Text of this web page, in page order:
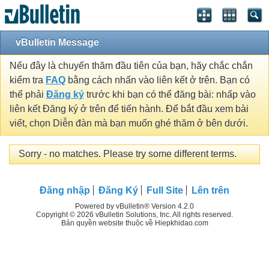
vBulletin Message
Nếu đây là chuyến thăm đầu tiên của bạn, hãy chắc chắn
kiểm tra FAQ bằng cách nhấn vào liên kết ở trên. Bạn có
thể phải Đăng ký trước khi bạn có thể đăng bài: nhấp vào
liên kết Đăng ký ở trên để tiến hành. Để bắt đầu xem bài
viết, chọn Diễn đàn mà bạn muốn ghé thăm ở bên dưới.
Sorry - no matches. Please try some different terms.
Đăng nhập Đăng Ký Full Site Lên trên
Powered by vBulletin® Version 4.2.0
Copyright © 2026 vBulletin Solutions, Inc. All rights reserved.
Bản quyền website thuộc về Hiepkhidao.com